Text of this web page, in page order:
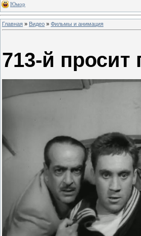
Юмор
Главная » Видео » Фильмы и анимация
713-й просит